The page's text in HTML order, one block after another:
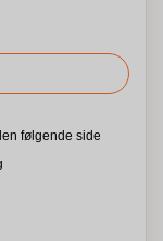
følgende side